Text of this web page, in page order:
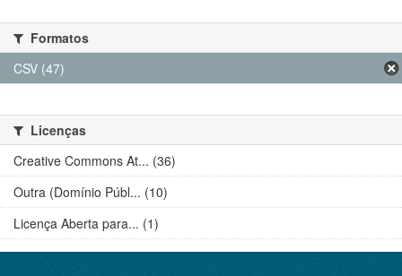
Formatos
CSV (47)
Licenças
Creative Commons At... (36)
Outra (Domínio Públ... (10)
Licença Aberta para... (1)